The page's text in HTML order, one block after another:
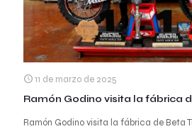
11 de marzo de 2025
Ramón Godino visita la fábrica
Ramón Godino visita la fábrica de Beta